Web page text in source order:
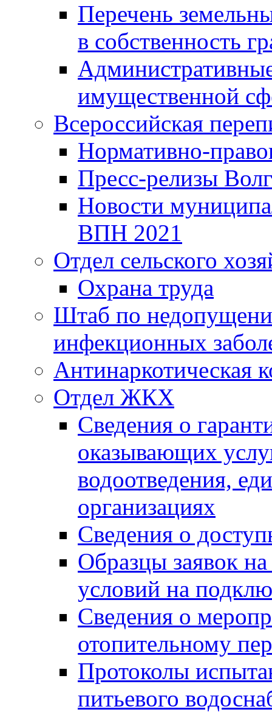
Перечень
в собственность
имущественной
Всероссийская
Нормативно-
Пресс-релизы
Новости
ВПН 2021
Отдел сельского
Охрана труда
Штаб по
инфекционных
Антинаркотическая
Отдел ЖКХ
Сведения о
оказывающих
водоотведения,
организациях
Сведения о
Образцы заявок
условий на
Сведения о
отопительному
Протоколы
питьевого